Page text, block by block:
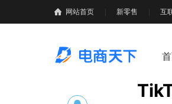
网站首页 新零售 互